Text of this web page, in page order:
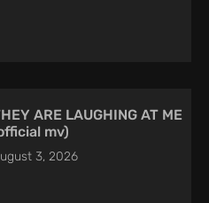
ARE LAUGHING AT ME
mv)
3, 2026